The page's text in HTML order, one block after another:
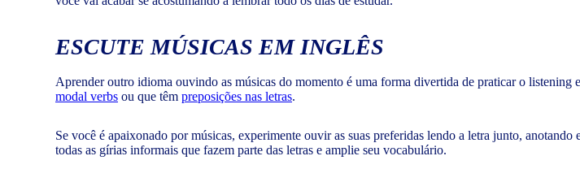
ESCUTE MÚSICAS EM INGLÊS
Aprender outro idioma ouvindo as músicas do momento é uma forma divertida de praticar o listening
modal verbs ou que têm preposições nas letras.
Se você é apaixonado por músicas, experimente ouvir as suas preferidas lendo a letra junto,
todas as gírias informais que fazem parte das letras e amplie seu vocabulário.